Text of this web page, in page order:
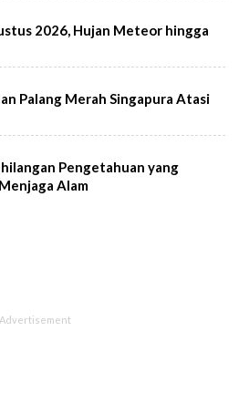
2026, Hujan Meteor hingga
Palang Merah Singapura Atasi
Pengetahuan yang
Alam